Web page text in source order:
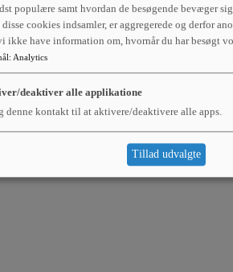
populære samt hvordan de besøgende bevæger
disse cookies indsamler, er aggregerede og derfor
ikke have information om, hvornår du har besøgt
: Analytics
deaktiver alle applikatione
denne kontakt til at aktivere/deaktivere alle apps.
Tillad udvalgte